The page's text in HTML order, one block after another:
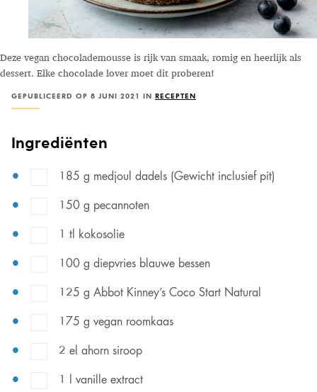
Deze vegan chocolademousse is rijk van smaak, romig en heerlijk als
dessert. Elke chocolade lover moet dit proberen!
GEPUBLICEERD OP 8 JUNI 2021 IN RECEPTEN
Ingrediënten
185 g medjoul dadels (Gewicht inclusief pit)
150 g pecannoten
1 tl kokosolie
100 g diepvries blauwe bessen
125 g Abbot Kinney’s Coco Start Natural
175 g vegan roomkaas
2 el ahorn siroop
1 l vanille extract